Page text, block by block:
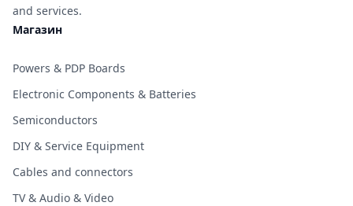
and services.
Магазин
Powers & PDP Boards
Electronic Components & Batteries
Semiconductors
DIY & Service Equipment
Cables and connectors
TV & Audio & Video